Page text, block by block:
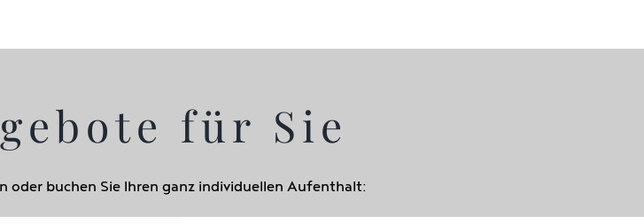
für Sie
oder buchen Sie Ihren ganz individuellen Aufenthalt: